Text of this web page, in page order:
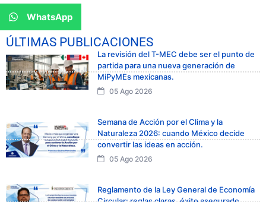
WhatsApp
ÚLTIMAS PUBLICACIONES
La revisión del T-MEC debe ser el punto de
partida para una nueva generación de
MiPyMEs mexicanas.
05 Ago 2026
Semana de Acción por el Clima y la
Naturaleza 2026: cuando México decide
convertir las ideas en acción.
05 Ago 2026
Reglamento de la Ley General de Economía